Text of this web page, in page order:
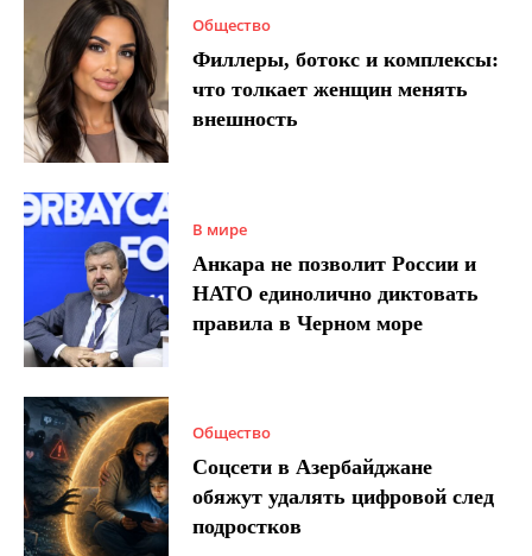
Общество
Филлеры, ботокс и комплексы:
что толкает женщин менять
внешность
В мире
Анкара не позволит России и
НАТО единолично диктовать
правила в Черном море
Общество
Соцсети в Азербайджане
обяжут удалять цифровой след
подростков